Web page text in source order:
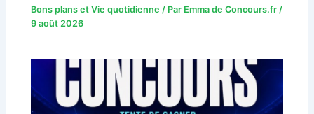
Bons plans et Vie quotidienne / Par Emma de Concours.fr/
9 août 2026